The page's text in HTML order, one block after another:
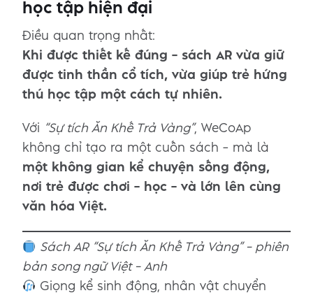
học tập hiện đại
Điều quan trọng nhất:
Khi được thiết kế đúng – sách AR vừa giữ
được tinh thần cổ tích, vừa giúp trẻ hứng
thú học tập một cách tự nhiên.
Với “Sự tích Ăn Khế Trả Vàng”, WeCoAp
không chỉ tạo ra một cuốn sách – mà là
một không gian kể chuyện sống động,
nơi trẻ được chơi – học – và lớn lên cùng
văn hóa Việt.
Sách AR “Sự tích Ăn Khế Trả Vàng” – phiên
bản song ngữ Việt – Anh
Giọng kể sinh động, nhân vật chuyển